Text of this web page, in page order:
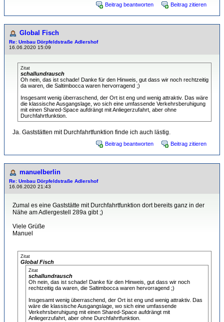
Beitrag beantworten Beitrag zitieren
Global Fisch
Re: Umbau Dörpfeldstraße Adlershof
16.06.2020 15:09
Zitat
schallundrausch
Oh nein, das ist schade! Danke für den Hinweis, gut dass wir noch rechtzeitig
da waren, die Saltimbocca waren hervorragend ;)
Insgesamt wenig überraschend, der Ort ist eng und wenig attraktiv. Das wäre
die klassische Ausgangslage, wo sich eine umfassende Verkehrsberuhigung
mit einen Shared-Space aufdrängt mit Anliegerzufahrt, aber ohne
Durchfahrtfunktion.
Ja. Gaststätten mit Durchfahrtfunktion finde ich auch lästig.
Beitrag beantworten Beitrag zitieren
manuelberlin
Re: Umbau Dörpfeldstraße Adlershof
16.06.2020 21:43
Zumal es eine Gaststätte mit Durchfahrtfunktion dort bereits ganz in der
Nähe am Adlergestell 289a gibt ;)
Viele Grüße
Manuel
Zitat
Global Fisch
Zitat
schallundrausch
Oh nein, das ist schade! Danke für den Hinweis, gut dass wir noch
rechtzeitig da waren, die Saltimbocca waren hervorragend ;)
Insgesamt wenig überraschend, der Ort ist eng und wenig attraktiv. Das
wäre die klassische Ausgangslage, wo sich eine umfassende
Verkehrsberuhigung mit einen Shared-Space aufdrängt mit
Anliegerzufahrt, aber ohne Durchfahrtfunktion.